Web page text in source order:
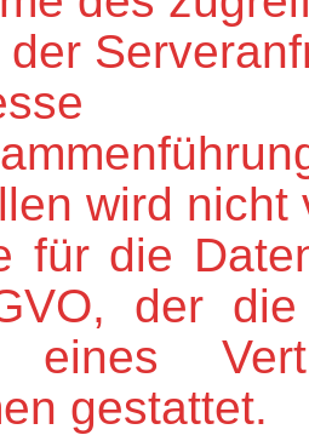
wird nicht
für die
der
eines
gestattet.